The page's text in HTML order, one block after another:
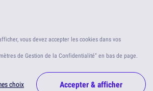
vous devez accepter les cookies dans vos
de Gestion de la Confidentialité" en bas de page.
choix Accepter & afficher